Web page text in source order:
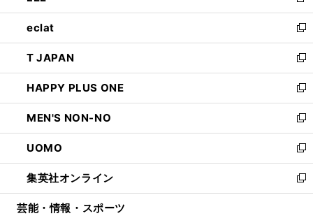
開
く
ウ
で
開
く
ン
ド
ウ
で
開
く
ウ
ィ
ン
ド
ウ
で
開
く
し
い
ウ
ィ
ン
ド
ウ
で
開
く
eclat
新
し
い
ウ
ィ
ン
ド
ウ
で
開
く
T JAPAN
新
し
い
ウ
ィ
ン
ド
ウ
で
開
HAPPY PLUS ONE
新
し
い
ウ
ィ
ン
ド
ウ
MEN'S NON-NO
新
し
い
ウ
ィ
ン
UOMO
新
し
い
ウ
集英社オンライン
新
し
芸能・情報・スポーツ